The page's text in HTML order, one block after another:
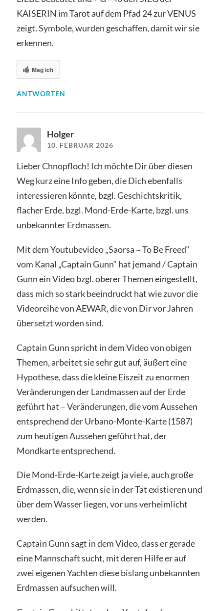
KAISERIN im Tarot auf dem Pfad 24 zur VENUS
zeigt. Symbole, wurden geschaffen, damit wir sie
erkennen.
Mag ich
ANTWORTEN
Holger
10. FEBRUAR 2026
Lieber Chnopfloch! Ich möchte Dir über diesen
Weg kurz eine Info geben, die Dich ebenfalls
interessieren könnte, bzgl. Geschichtskritik,
flacher Erde, bzgl. Mond-Erde-Karte, bzgl. uns
unbekannter Erdmassen.
Mit dem Youtubevideo „Saorsa ~ To Be Freed“
vom Kanal „Captain Gunn“ hat jemand / Captain
Gunn ein Video bzgl. oberer Themen eingestellt,
dass mich so stark beeindruckt hat wie zuvor die
Videoreihe von AEWAR, die von Dir vor Jahren
übersetzt worden sind.
Captain Gunn spricht in dem Video von obigen
Themen, arbeitet sie sehr gut auf, äußert eine
Hypothese, dass die kleine Eiszeit zu enormen
Veränderungen der Landmassen auf der Erde
geführt hat – Veränderungen, die vom Aussehen
entsprechend der Urbano-Monte-Karte (1587)
zum heutigen Aussehen geführt hat, der
Mondkarte entsprechend.
Die Mond-Erde-Karte zeigt ja viele, auch große
Erdmassen, die, wenn sie in der Tat existieren und
über dem Wasser liegen, vor uns verheimlicht
werden.
Captain Gunn sagt in dem Video, dass er gerade
eine Mannschaft sucht, mit deren Hilfe er auf
zwei eigenen Yachten diese bislang unbekannten
Erdmassen aufsuchen will.